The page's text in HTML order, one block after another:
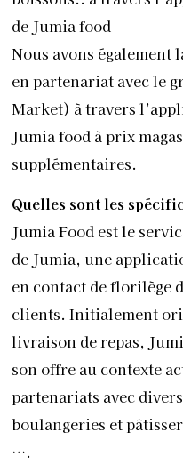
de Jumia food
Nous avons
en partenariat avec le
Market) à travers
Jumia food à prix
supplémentaires.
Quelles sont les
Jumia Food est le
de Jumia, une
en contact de florilège
clients. Initialement
livraison de repas,
son offre au contexte
partenariats avec
boulangeries et
….